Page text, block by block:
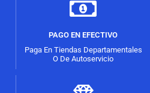
PAGO EN EFECTIVO
Paga En Tiendas Departamentales
O De Autoservicio